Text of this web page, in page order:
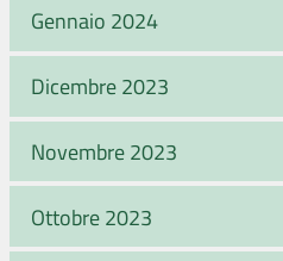
Gennaio 2024
Dicembre 2023
Novembre 2023
Ottobre 2023